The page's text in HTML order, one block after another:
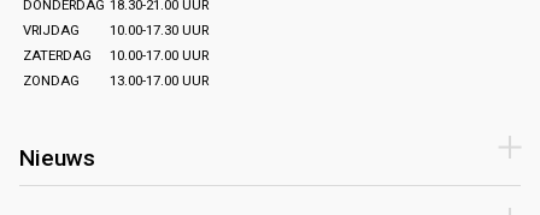
DONDERDAG 18.30-21.00 UUR
VRIJDAG
10.00-17.30 UUR
ZATERDAG
10.00-17.00 UUR
ZONDAG
13.00-17.00 UUR
Nieuws